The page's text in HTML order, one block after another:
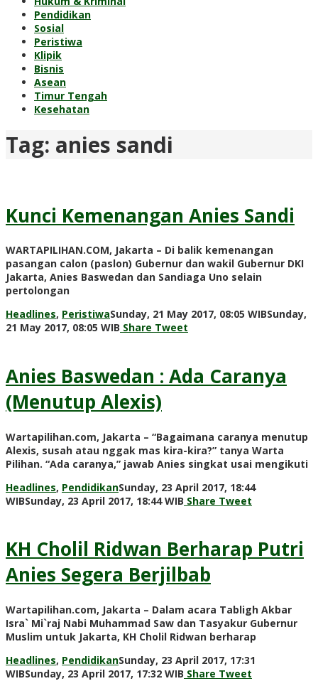
Pendidikan
Sosial
Peristiwa
Klipik
Bisnis
Asean
Timur Tengah
Kesehatan
Tag: anies sandi
Kunci Kemenangan Anies Sandi
WARTAPILIHAN.COM, Jakarta – Di balik kemenangan
pasangan calon (paslon) Gubernur dan wakil Gubernur DKI
Jakarta, Anies Baswedan dan Sandiaga Uno selain
pertolongan
Headlines, PeristiwaSunday, 21 May 2017, 08:05 WIBSunday,
21 May 2017, 08:05 WIB by
Share Tweet
Anies Baswedan : Ada Caranya
(Menutup Alexis)
Wartapilihan.com, Jakarta – “Bagaimana caranya menutup
Alexis, susah atau nggak mas kira-kira?” tanya Warta
Pilihan. “Ada caranya,” jawab Anies singkat usai mengikuti
Headlines, PendidikanSunday, 23 April 2017, 18:44
WIBSunday, 23 April 2017, 18:44 WIB by
Share Tweet
KH Cholil Ridwan Berharap Putri
Anies Segera Berjilbab
Wartapilihan.com, Jakarta – Dalam acara Tabligh Akbar
Isra` Mi`raj Nabi Muhammad Saw dan Tasyakur Gubernur
Muslim untuk Jakarta, KH Cholil Ridwan berharap
Headlines, PendidikanSunday, 23 April 2017, 17:31
WIBSunday, 23 April 2017, 17:32 WIB by
Share Tweet